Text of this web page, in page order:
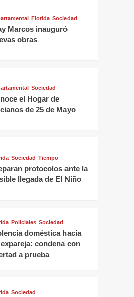
Florida Sociedad
Marcos inauguró
obras
Sociedad
el Hogar de
de 25 de Mayo
Sociedad Tiempo
protocolos ante la
llegada de El Niño
Policiales Sociedad
doméstica hacia
condena con
a prueba
Sociedad